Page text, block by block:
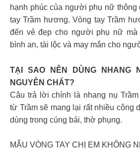
hạnh phúc của người phụ nữ thông
tay Trầm hương.Vòng tay Trầm
đến vẻ đẹp cho người phụ nữ
bình an, tài lộc và may mắn cho
TẠI SAO NÊN DÙNG NHANG
NGUYÊN CHẤT?
Câu trả lời chính là nhang nụ
từ Trầm sẽ mang lại rất nhiều công
dùng trong cúng bái, thờ phụng.
MẪU VÒNG TAY CHỊ EM KHÔNG